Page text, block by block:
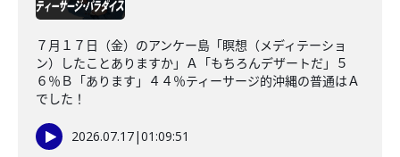
７月１７日（金）のアンケー島「瞑想（メディテーショ
ン）したことありますか」Ａ「もちろんデザートだ」５
６％Ｂ「あります」４４％ティーサージ的沖縄の普通はＡ
でした！
2026.07.17|01:09:51